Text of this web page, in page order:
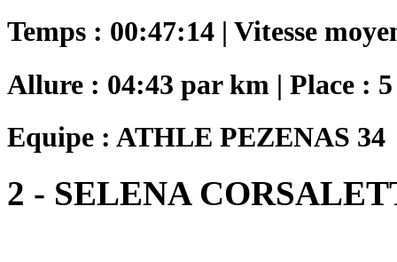
Temps : 00:47:14 | Vitesse
Allure : 04:43 par km | Place : 5
Equipe : ATHLE PEZENAS 34
2 - SELENA